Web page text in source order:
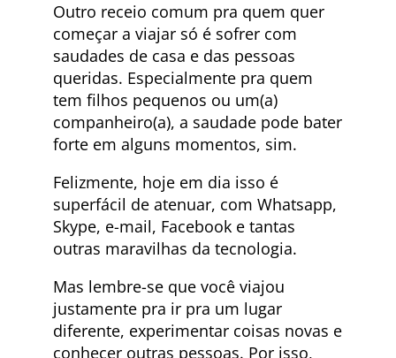
Outro receio comum pra quem quer
começar a viajar só é sofrer com
saudades de casa e das pessoas
queridas. Especialmente pra quem
tem filhos pequenos ou um(a)
companheiro(a), a saudade pode bater
forte em alguns momentos, sim.
Felizmente, hoje em dia isso é
superfácil de atenuar, com Whatsapp,
Skype, e-mail, Facebook e tantas
outras maravilhas da tecnologia.
Mas lembre-se que você viajou
justamente pra ir pra um lugar
diferente, experimentar coisas novas e
conhecer outras pessoas. Por isso,